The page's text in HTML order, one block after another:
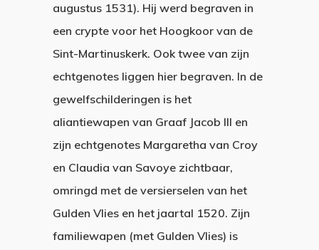
augustus 1531). Hij werd begraven in
een crypte voor het Hoogkoor van de
Sint-Martinuskerk. Ook twee van zijn
echtgenotes liggen hier begraven. In de
gewelfschilderingen is het
aliantiewapen van Graaf Jacob III en
zijn echtgenotes Margaretha van Croy
en Claudia van Savoye zichtbaar,
omringd met de versierselen van het
Gulden Vlies en het jaartal 1520. Zijn
familiewapen (met Gulden Vlies) is